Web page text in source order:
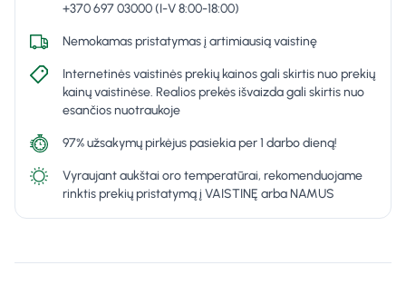
+370 697 03000 (I-V 8:00-18:00)
Nemokamas pristatymas į artimiausią vaistinę
Internetinės vaistinės prekių kainos gali skirtis nuo prekių
kainų vaistinėse. Realios prekės išvaizda gali skirtis nuo
esančios nuotraukoje
97% užsakymų pirkėjus pasiekia per 1 darbo dieną!
Vyraujant aukštai oro temperatūrai, rekomenduojame
rinktis prekių pristatymą į VAISTINĘ arba NAMUS